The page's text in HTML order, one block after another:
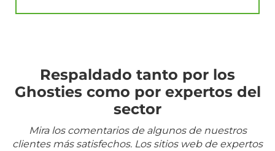
Respaldado tanto por los
Ghosties como por expertos del
sector
Mira los comentarios de algunos de nuestros
clientes más satisfechos. Los sitios web de expertos